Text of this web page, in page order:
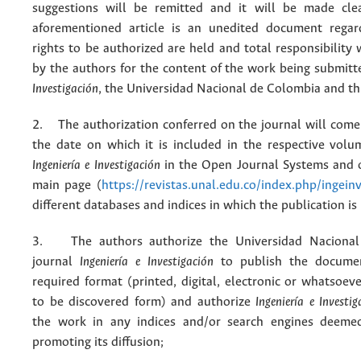
suggestions will be remitted and it will be made
aforementioned article is an unedited document
rights to be authorized are held and total responsibility
by the authors for the content of the work being
Investigación, the Universidad Nacional de Colombia and
2. The authorization conferred on the journal will
the date on which it is included in the respective
Ingeniería e Investigación in the Open Journal Systems and
main page (https://revistas.unal.edu.co/index.php/ingeinv
different databases and indices in which the publication is
3. The authors authorize the Universidad Nacional
journal Ingeniería e Investigación to publish the
required format (printed, digital, electronic or
to be discovered form) and authorize Ingeniería e
the work in any indices and/or search engines
promoting its diffusion;